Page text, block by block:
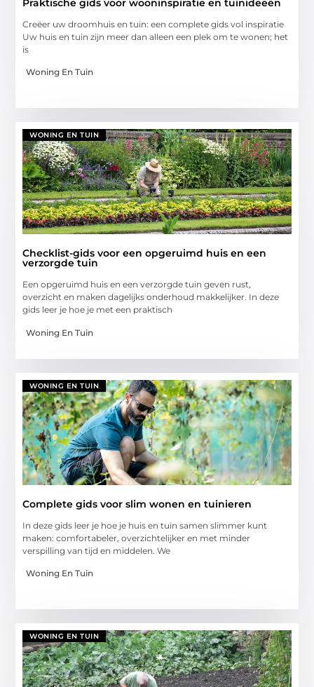
Praktische gids voor wooninspiratie en tuinideeën
Creëer uw droomhuis en tuin: een complete gids vol inspiratie
Uw huis en tuin zijn meer dan alleen een plek om te wonen; het
is
Woning En Tuin
WONING EN TUIN
Checklist-gids voor een opgeruimd huis en een
verzorgde tuin
Een opgeruimd huis en een verzorgde tuin geven rust,
overzicht en maken dagelijks onderhoud makkelijker. In deze
gids leer je hoe je met een praktisch
Woning En Tuin
WONING EN TUIN
Complete gids voor slim wonen en tuinieren
In deze gids leer je hoe je huis en tuin samen slimmer kunt
maken: comfortabeler, overzichtelijker en met minder
verspilling van tijd en middelen. We
Woning En Tuin
WONING EN TUIN